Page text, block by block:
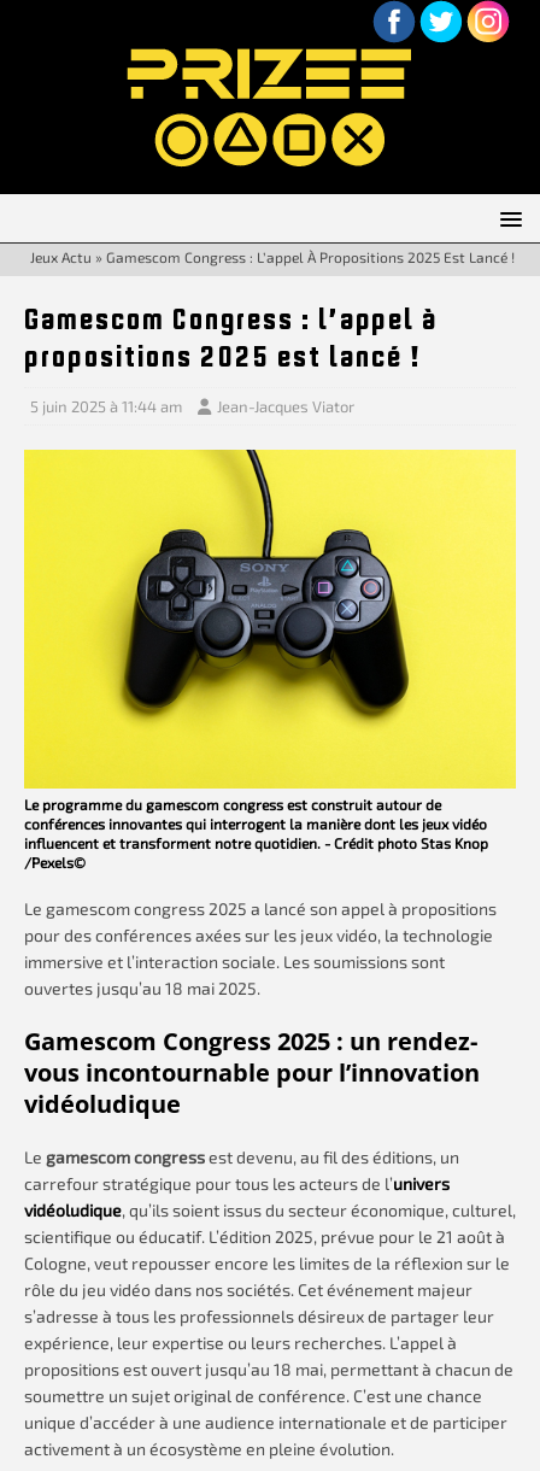
Jeux Actu » Gamescom Congress : L’appel À Propositions 2025 Est Lancé !
Gamescom Congress : l’appel à
propositions 2025 est lancé !
5 juin 2025 à 11:44 am Jean-Jacques Viator
Le programme du gamescom congress est construit autour de
conférences innovantes qui interrogent la manière dont les jeux vidéo
influencent et transforment notre quotidien. - Crédit photo Stas Knop
/Pexels©
Le gamescom congress 2025 a lancé son appel à propositions
pour des conférences axées sur les jeux vidéo, la technologie
immersive et l’interaction sociale. Les soumissions sont
ouvertes jusqu’au 18 mai 2025.
Gamescom Congress 2025 : un rendez-
vous incontournable pour l’innovation
vidéoludique
Le gamescom congressest devenu, au fil des éditions, un
carrefour stratégique pour tous les acteurs de l’univers
vidéoludique, qu’ils soient issus du secteur économique, culturel,
scientifique ou éducatif. L’édition 2025, prévue pour le 21 août à
Cologne, veut repousser encore les limites de la réflexion sur le
rôle du jeu vidéo dans nos sociétés. Cet événement majeur
s’adresse à tous les professionnels désireux de partager leur
expérience, leur expertise ou leurs recherches. L’appel à
propositions est ouvert jusqu’au 18 mai, permettant à chacun de
soumettre un sujet original de conférence. C’est une chance
unique d’accéder à une audience internationale et de participer
activement à un écosystème en pleine évolution.